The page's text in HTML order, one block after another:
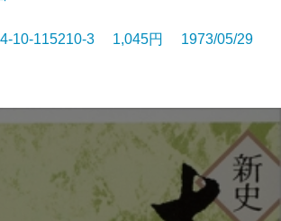
10-115210-3 1,045円 1973/05/29